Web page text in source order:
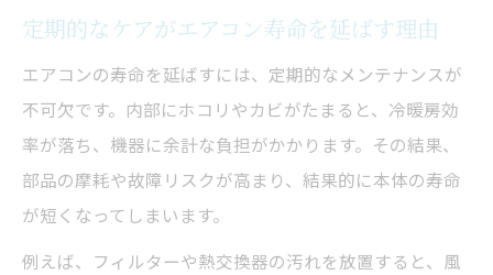
定期的なケアがエアコン寿命を延ばす理由
エアコンの寿命を延ばすには、定期的なメンテナンスが
不可欠です。内部にホコリやカビがたまると、冷暖房効
率が落ち、機器に余計な負担がかかります。その結果、
部品の摩耗や故障リスクが高まり、結果的に本体の寿命
が短くなってしまいます。
例えば、フィルターや熱交換器の汚れを放置すると、風